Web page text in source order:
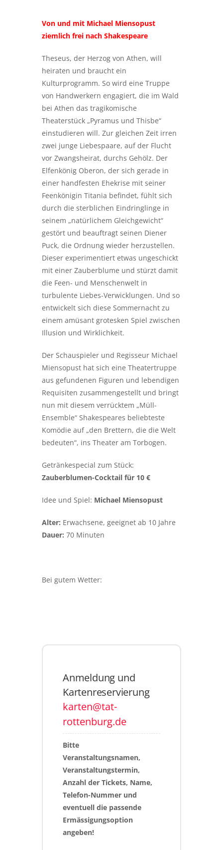
Von und mit Michael Miensopust
ziemlich frei nach Shakespeare
Theseus, der Herzog von Athen, will
heiraten und braucht ein
Kulturprogramm. So wird eine Truppe
von Handwerkern engagiert, die im Wald
bei Athen das tragikomische
Theaterstück „Pyramus und Thisbe“
einstudieren will. Zur gleichen Zeit irren
zwei junge Liebespaare, auf der Flucht
vor Zwangsheirat, durchs Gehölz. Der
Elfenkönig Oberon, der sich gerade in
einer handfesten Ehekrise mit seiner
Feenkönigin Titania befindet, fühlt sich
durch die sterblichen Eindringlinge in
seinem „natürlichem Gleichgewicht“
gestört und beauftragt seinen Diener
Puck, die Ordnung wieder herzustellen.
Dieser experimentiert etwas ungeschickt
mit einer Zauberblume und stürzt damit
die Feen- und Menschenwelt in
turbulente Liebes-Verwicklungen. Und so
entwickelt sich diese Sommernacht zu
einem amüsant grotesken Spiel zwischen
Illusion und Wirklichkeit.
Der Schauspieler und Regisseur Michael
Miensopust hat sich eine Theatertruppe
aus gefundenen Figuren und lebendigen
Requisiten zusammengestellt und bringt
nun mit diesem verrücktem „Müll-
Ensemble“ Shakespeares beliebteste
Komödie auf „den Brettern, die die Welt
bedeuten“, ins Theater am Torbogen.
Getränkespecial zum Stück:
Zauberblumen-Cocktail für 10 €
Idee und Spiel: Michael Miensopust
Alter: Erwachsene, geeignet ab 10 Jahre
Dauer: 70 Minuten
Bei gutem Wetter:
Anmeldung und
Kartenreservierung
karten@tat-
rottenburg.de
Bitte
Veranstaltungsnamen,
Veranstaltungstermin,
Anzahl der Tickets, Name,
Telefon-Nummer und
eventuell die passende
Ermässigungsoption
angeben!